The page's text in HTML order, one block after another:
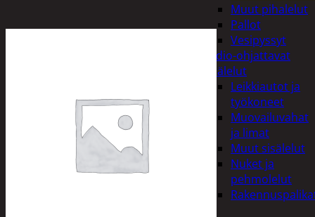
Muut pihalelut
Pallot
Vesipyssyt
Radio-ohjattavat
Sisälelut
Leikkiautot ja
työkoneet
Muovailuvahat
ja limat
Muut sisälelut
Nuket ja
pehmolelut